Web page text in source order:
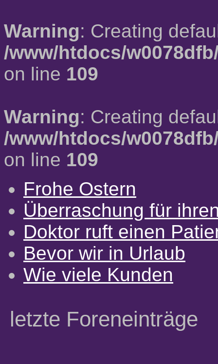
Warning: Creating
/www/htdocs/
on line 109
Warning: Creating
/www/htdocs/
on line 109
Frohe Ostern
Überraschung für
Doktor ruft einen
Bevor wir in Urlaub
Wie viele Kunden
letzte Foreneinträge